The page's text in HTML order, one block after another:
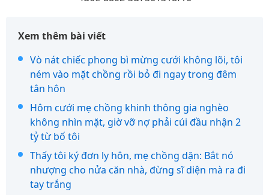
Xem thêm bài viết
Vò nát chiếc phong bì mừng cưới không lõi, tôi
ném vào mặt chồng rồi bỏ đi ngay trong đêm
tân hôn
Hôm cưới mẹ chồng khinh thông gia nghèo
không nhìn mặt, giờ vỡ nợ phải cúi đầu nhận 2
tỷ từ bố tôi
Thấy tôi ký đơn ly hôn, mẹ chồng dặn: Bắt nó
nhượng cho nửa căn nhà, đừng sĩ diện mà ra đi
tay trắng